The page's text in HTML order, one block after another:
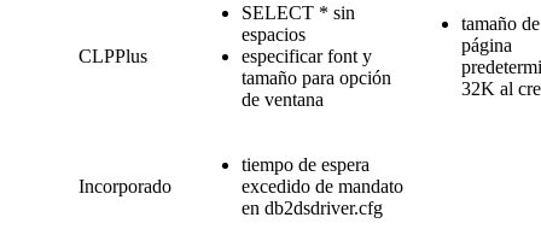
CLPPlus
SELECT * sin
espacios
especificar font y
tamaño para opción
de ventana
tamaño de
página
32K al
Incorporado
tiempo de espera
excedido de mandato
en db2dsdriver.cfg